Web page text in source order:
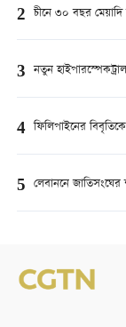
2 চীনে ৩০ বছর মেয়াদি
3 নতুন
4 ফিলিপাইনের
5 লেবাননে জাতিসংঘের